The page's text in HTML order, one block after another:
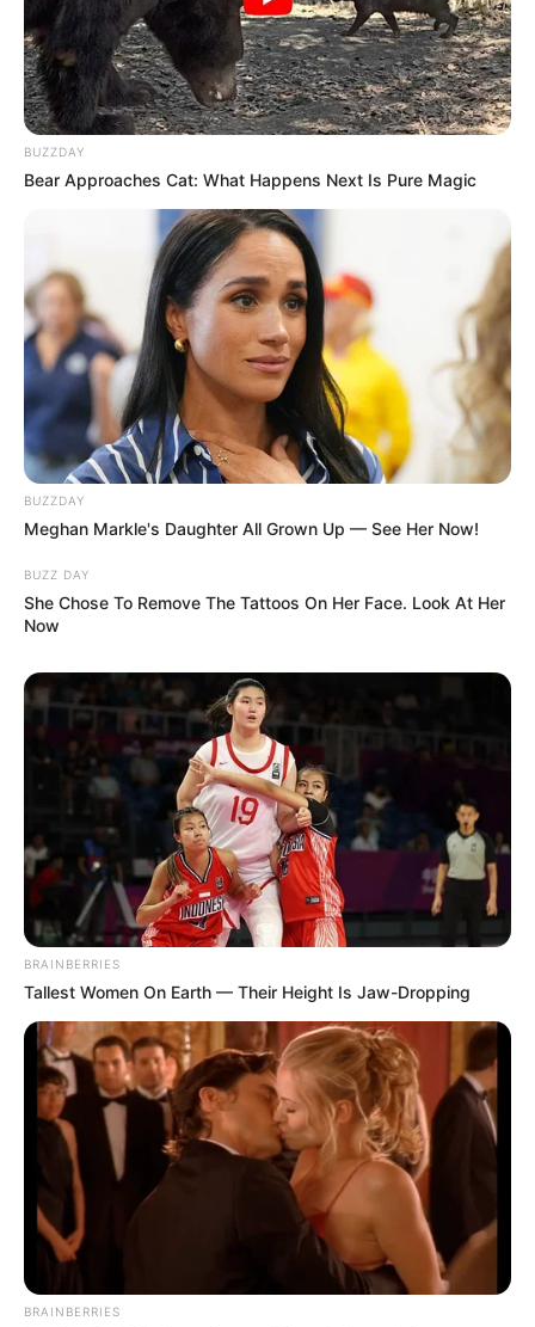
BUZZDAY
Bear Approaches Cat: What Happens Next Is Pure Magic
BUZZDAY
Meghan Markle's Daughter All Grown Up — See Her Now!
BUZZ DAY
She Chose To Remove The Tattoos On Her Face. Look At Her
Now
BRAINBERRIES
Tallest Women On Earth — Their Height Is Jaw-Dropping
BRAINBERRIES